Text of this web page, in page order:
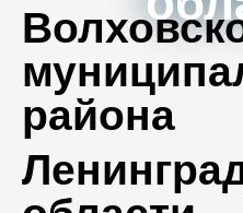
района